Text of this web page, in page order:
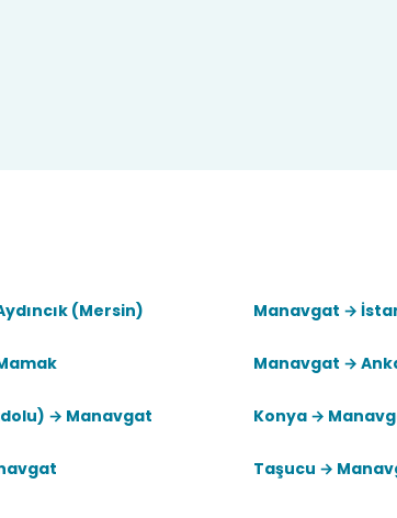
(Mersin) Manavgat →
Manavgat →
→ Manavgat Konya →
Taşucu →